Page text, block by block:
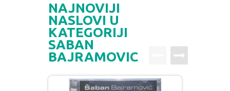
NAJNOVIJI
NASLOVI U
KATEGORIJI
SABAN
BAJRAMOVIC